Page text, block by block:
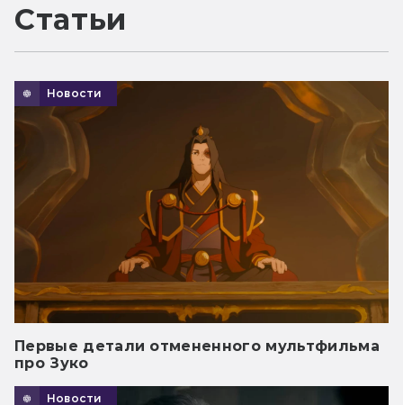
Статьи
Новости
Первые детали отмененного мультфильма
про Зуко
Новости